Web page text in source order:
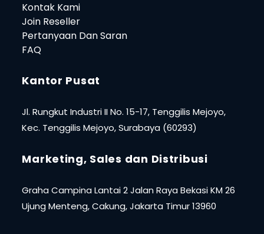
Kontak Kami
Join Reseller
Pertanyaan Dan Saran
FAQ
Kantor Pusat
Jl. Rungkut Industri II No. 15-17, Tenggilis Mejoyo,
Kec. Tenggilis Mejoyo, Surabaya (60293)
Marketing, Sales dan Distribusi
Graha Campina Lantai 2 Jalan Raya Bekasi KM 26
Ujung Menteng, Cakung, Jakarta Timur 13960